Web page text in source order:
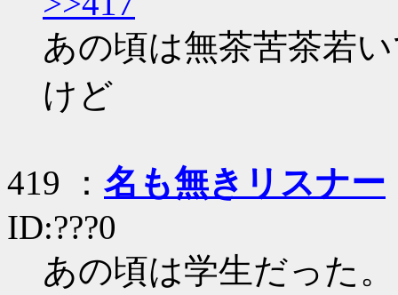
あの頃は無茶苦茶若
けど
419 ： 名も無きリスナー
ID:???0
あの頃は学生だった